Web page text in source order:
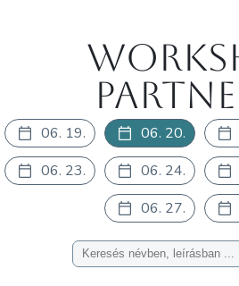
06. 19. 06. 20.
06. 23.
06. 24.
06. 27.